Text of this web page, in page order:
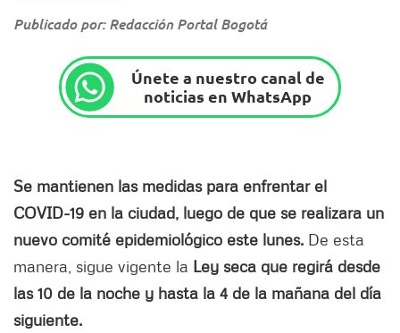
Publicado por: Redacción Portal Bogotá
Únete a nuestro canal de
noticias en WhatsApp
Se mantienen las medidas para enfrentar el
COVID-19 en la ciudad, luego de que se realizara un
nuevo comité epidemiológico este lunes. De esta
manera, sigue vigente la Ley seca que regirá desde
las 10 de la noche y hasta la 4 de la mañana del día
siguiente.